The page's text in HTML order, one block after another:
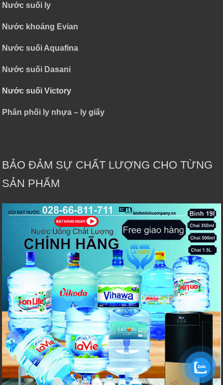
Nước suối ly
Nước khoáng Evian
Nước suối Aquafina
Nước suối Dasani
Nước suối Victory
Phân phối ly nhựa – ly giấy
BẢO ĐẢM SỰ CHẤT LƯỢNG CHO TỪNG
SẢN PHẨM